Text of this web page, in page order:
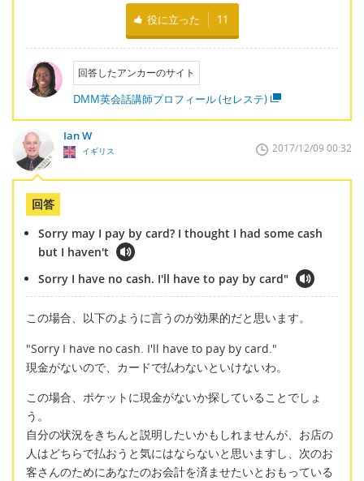
役に立った 11
回答したアンカーのサイト
DMM英会話講師プロフィール (セレステ)
Ian W
イギリス 2017/12/09 00:32
回答
Sorry may I pay by card? I thought I had some cash
but I haven't
Sorry I have no cash. I'll have to pay by card"
この場合、以下のように言うのが効果的だと思います。
"Sorry I have no cash. I'll have to pay by card."
現金がないので、カードで払わないといけないわ。
この場合、ポケットに現金がないか探していることでしょ
う。
自分の状況をきちんと説明したいかもしれませんが、お店の
人はどちらで払おうと気にはならないと思いますし、次のお
客さんのためにあなたのお会計を済ませたいとおもっている